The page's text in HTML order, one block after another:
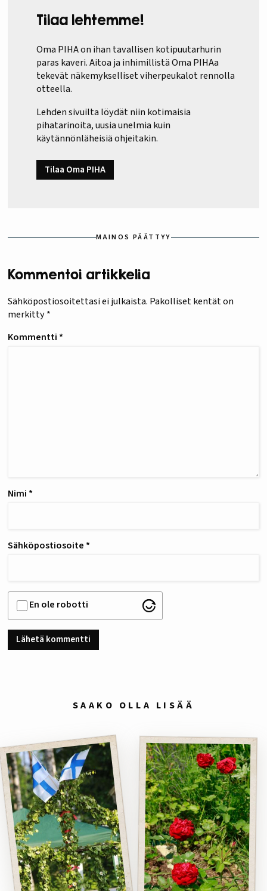
Tilaa lehtemme!
Oma PIHA on ihan tavallisen kotipuutarhurin
paras kaveri. Aitoa ja inhimillistä Oma PIHAa
tekevät näkemykselliset viherpeukalot rennolla
otteella.
Lehden sivuilta löydät niin kotimaisia
pihatarinoita, uusia unelmia kuin
käytännönläheisiä ohjeitakin.
Tilaa Oma PIHA
MAINOS PÄÄTTYY
Kommentoi artikkelia
Sähköpostiosoitettasi ei julkaista. Pakolliset kentät on
merkitty*
Kommentti *
Nimi *
Sähköpostiosoite *
En ole robotti
SAAKO OLLA LISÄÄ